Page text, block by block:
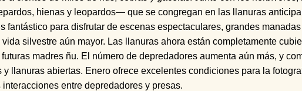
hienas y leopardos— que se congregan en las llanuras
fantástico para disfrutar de escenas espectaculares, grandes
silvestre aún mayor. Las llanuras ahora están completamente
madres ñu. El número de depredadores aumenta aún más, y
y llanuras abiertas. Enero ofrece excelentes condiciones para la
entre depredadores y presas.